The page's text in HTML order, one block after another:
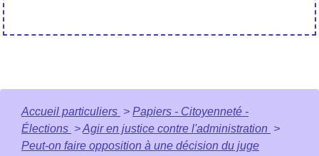
Accueil particuliers > Papiers - Citoyenneté -
Élections >Agir en justice contre l'administration >
Peut-on faire opposition à une décision du juge